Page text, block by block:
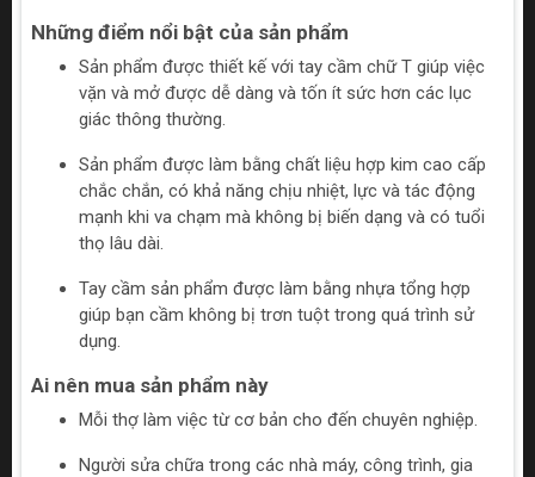
Những điểm nổi bật của sản phẩm
Sản phẩm được thiết kế với tay cầm chữ T giúp việc
vặn và mở được dễ dàng và tốn ít sức hơn các lục
giác thông thường.
Sản phẩm được làm bằng chất liệu hợp kim cao cấp
chắc chắn, có khả năng chịu nhiệt, lực và tác động
mạnh khi va chạm mà không bị biến dạng và có tuổi
thọ lâu dài.
Tay cầm sản phẩm được làm bằng nhựa tổng hợp
giúp bạn cầm không bị trơn tuột trong quá trình sử
dụng.
Ai nên mua sản phẩm này
Mỗi thợ làm việc từ cơ bản cho đến chuyên nghiệp.
Người sửa chữa trong các nhà máy, công trình, gia